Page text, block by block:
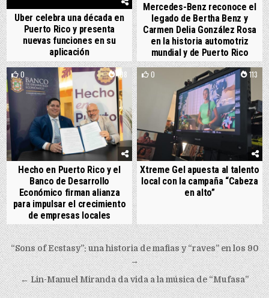
Uber celebra una década en
Puerto Rico y presenta
nuevas funciones en su
aplicación
Mercedes-Benz reconoce el
legado de Bertha Benz y
Carmen Delia González Rosa
en la historia automotriz
mundial y de Puerto Rico
0 108
Hecho en Puerto Rico y el
Banco de Desarrollo
Económico firman alianza
para impulsar el crecimiento
de empresas locales
0 113
Xtreme Gel apuesta al talento
local con la campaña “Cabeza
en alto”
Post navigation
“Sons of Ecstasy”: una historia de mafias y “raves” en los 90
→
← Lin-Manuel Miranda da vida a la música de “Mufasa”